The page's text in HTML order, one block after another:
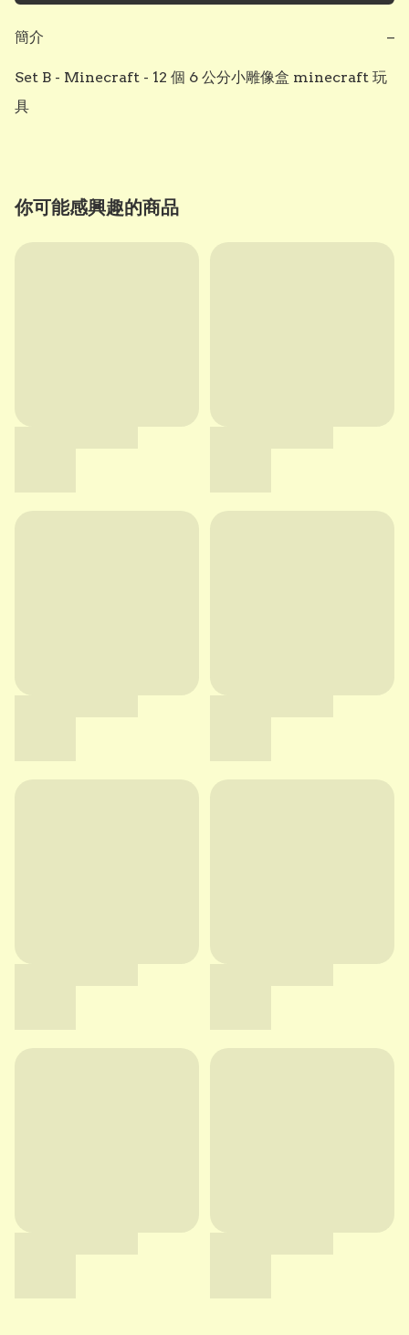
簡介 −
Set B - Minecraft - 12 個 6 公分小雕像盒 minecraft 玩
具
你可能感興趣的商品